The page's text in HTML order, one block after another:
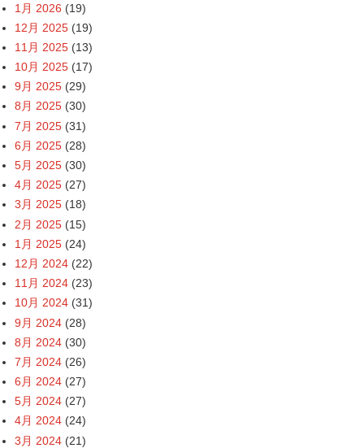
1月 2026 (19)
12月 2025 (19)
11月 2025 (13)
10月 2025 (17)
9月 2025 (29)
8月 2025 (30)
7月 2025 (31)
6月 2025 (28)
5月 2025 (30)
4月 2025 (27)
3月 2025 (18)
2月 2025 (15)
1月 2025 (24)
12月 2024 (22)
11月 2024 (23)
10月 2024 (31)
9月 2024 (28)
8月 2024 (30)
7月 2024 (26)
6月 2024 (27)
5月 2024 (27)
4月 2024 (24)
3月 2024 (21)